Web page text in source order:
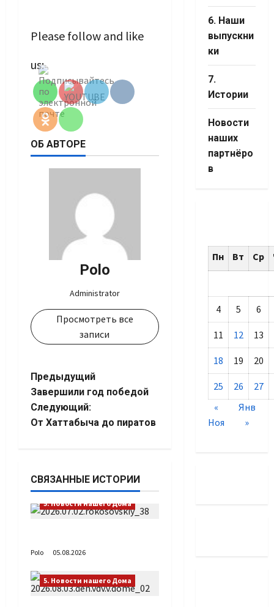
Please follow and like
us:Channel ID
ОБ АВТОРЕ
Polo
Administrator
Просмотреть все
записи
Навигация
записи
Предыдущий
Завершили год победой
Следующий:
От Хаттабыча до пиратов
СВЯЗАННЫЕ ИСТОРИИ
5. Новости нашего Дома
Polo 05.08.2026
5. Новости нашего Дома
6. Наши
выпускни
ки
7.
Истории
Новости
наших
партнёро
в
Пн Вт Ср
4 5 6
11 12 13
18 19 20
25 26 27
«
Ноя
Янв
»